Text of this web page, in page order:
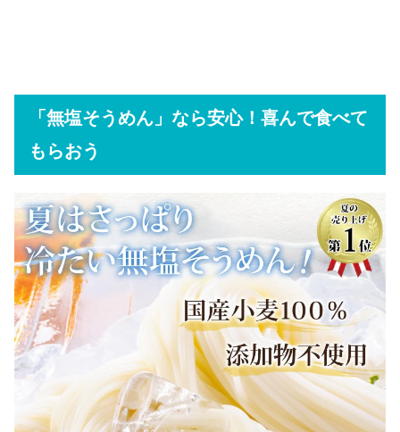
「無塩そうめん」なら安心！喜んで食べて
もらおう